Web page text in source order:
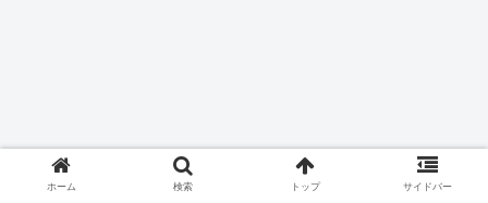
ホーム 検索 トップ サイドバー